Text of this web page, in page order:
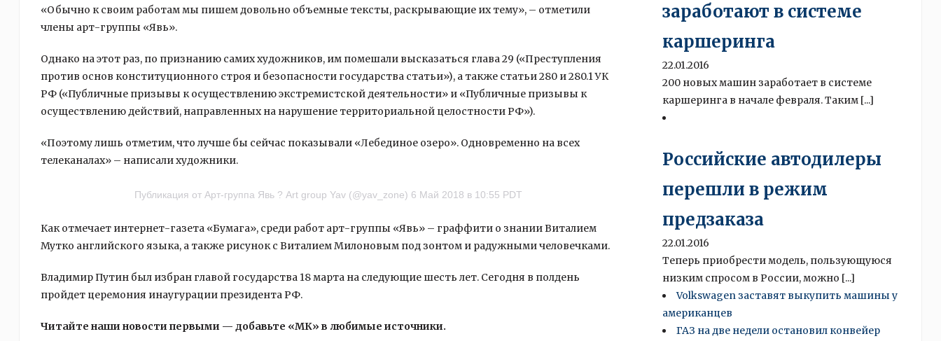
«Обычно к своим работам мы пишем довольно объемные тексты, раскрывающие их тему», – отметили
члены арт-группы «Явь».
Однако на этот раз, по признанию самих художников, им помешали высказаться глава 29 («Преступления
против основ конституционного строя и безопасности государства статьи»), а также статьи 280 и 280.1 УК
РФ («Публичные призывы к осуществлению экстремистской деятельности» и «Публичные призывы к
осуществлению действий, направленных на нарушение территориальной целостности РФ»).
«Поэтому лишь отметим, что лучше бы сейчас показывали «Лебединое озеро». Одновременно на всех
телеканалах» – написали художники.
Публикация от Арт-группа Явь ? Art group Yav (@yav_zone) 6 Май 2018 в 10:55 PDT
Как отмечает интернет-газета «Бумага», среди работ арт-группы «Явь» – граффити о знании Виталием
Мутко английского языка, а также рисунок с Виталием Милоновым под зонтом и радужными человечками.
Владимир Путин был избран главой государства 18 марта на следующие шесть лет. Сегодня в полдень
пройдет церемония инаугурации президента РФ.
Читайте наши новости первыми — добавьте «МК» в любимые источники.
заработают в системе
каршеринга
22.01.2016
200 новых машин заработает в системе
каршеринга в начале февраля. Таким [...]
Российские автодилеры
перешли в режим
предзаказа
22.01.2016
Теперь приобрести модель, пользующуюся
низким спросом в России, можно [...]
Volkswagen заставят выкупить машины у
американцев
ГАЗ на две недели остановил конвейер